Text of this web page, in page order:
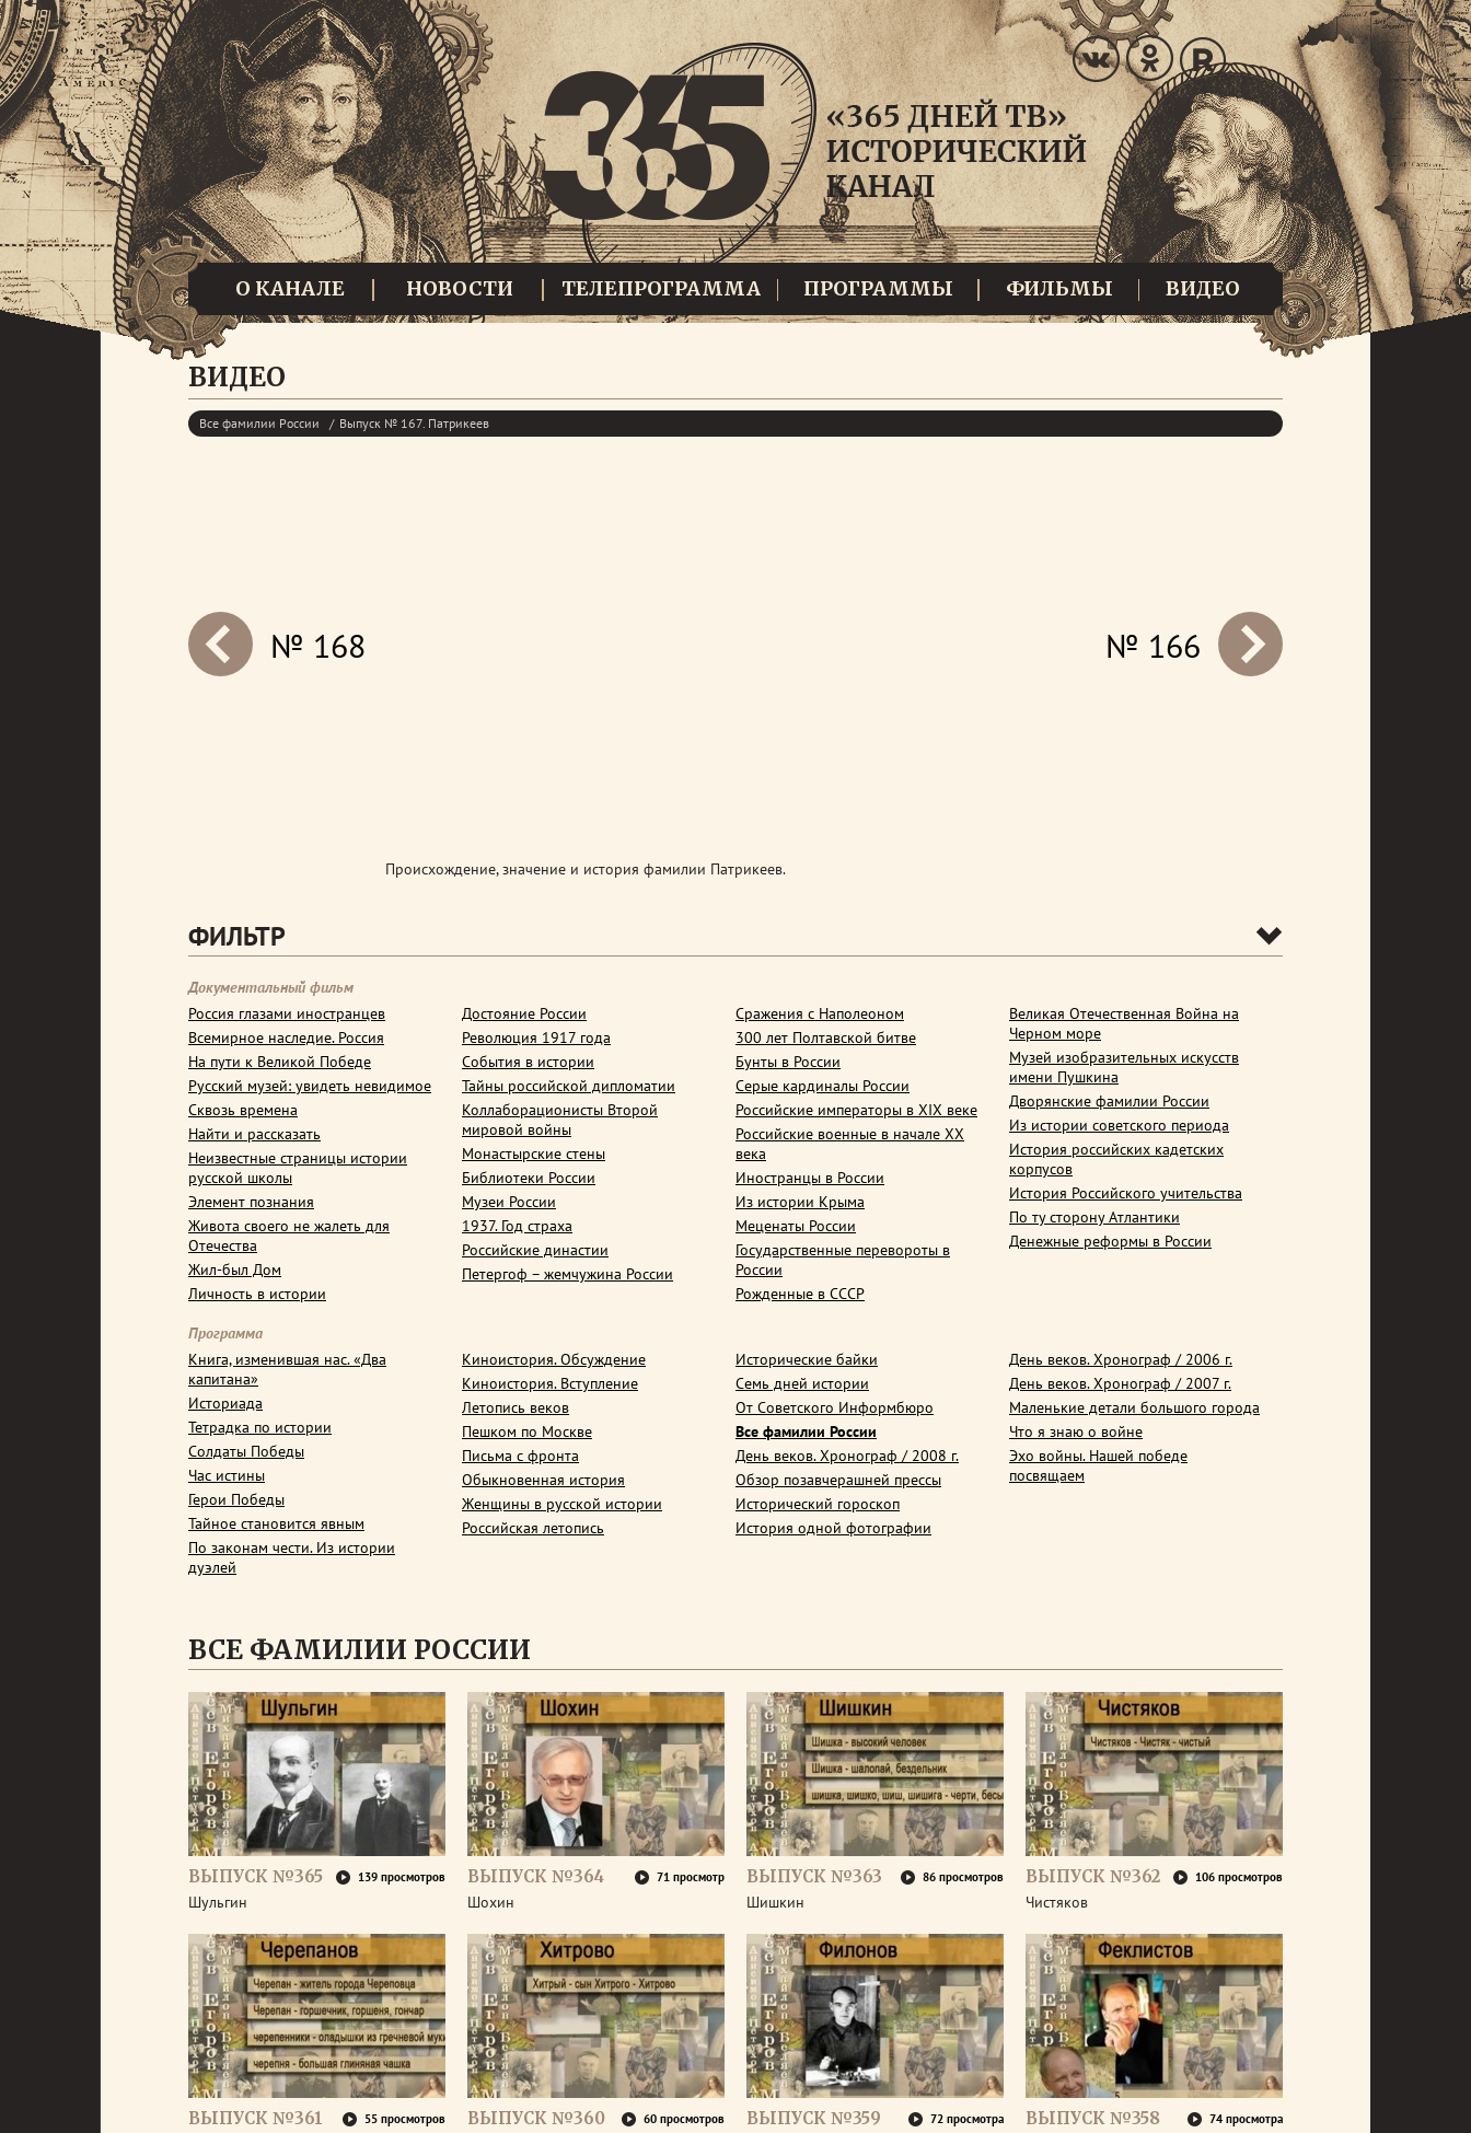
О КАНАЛЕ НОВОСТИ ТЕЛЕПРОГРАММА ПРОГРАММЫ ФИЛЬМЫ ВИДЕО
ВИДЕО
Все фамилии России Выпуск № 167. Патрикеев
prev
next № 166
№ 168
Происхождение, значение и история фамилии Патрикеев.
ФИЛЬТР
Документальный фильм
Россия глазами иностранцев
Всемирное наследие. Россия
На пути к Великой Победе
Русский музей: увидеть невидимое
Сквозь времена
Найти и рассказать
Неизвестные страницы истории
русской школы
Элемент познания
Живота своего не жалеть для
Отечества
Жил-был Дом
Личность в истории
Достояние России
Революция 1917 года
События в истории
Тайны российской дипломатии
Коллаборационисты Второй
мировой войны
Монастырские стены
Библиотеки России
Музеи России
1937. Год страха
Российские династии
Петергоф – жемчужина России
Сражения с Наполеоном
300 лет Полтавской битве
Бунты в России
Серые кардиналы России
Российские императоры в XIX веке
Российские военные в начале ХХ
века
Иностранцы в России
Из истории Крыма
Меценаты России
Государственные перевороты в
России
Рожденные в СССР
Великая Отечественная Война на
Черном море
Музей изобразительных искусств
имени Пушкина
Дворянские фамилии России
Из истории советского периода
История российских кадетских
корпусов
История Российского учительства
По ту сторону Атлантики
Денежные реформы в России
Программа
Книга, изменившая нас. «Два
капитана»
Историада
Тетрадка по истории
Солдаты Победы
Час истины
Герои Победы
Тайное становится явным
По законам чести. Из истории
дуэлей
Киноистория. Обсуждение
Киноистория. Вступление
Летопись веков
Пешком по Москве
Письма с фронта
Обыкновенная история
Женщины в русской истории
Российская летопись
Исторические байки
Семь дней истории
От Советского Информбюро
Все фамилии России
День веков. Хронограф / 2008 г.
Обзор позавчерашней прессы
Исторический гороскоп
История одной фотографии
День веков. Хронограф / 2006 г.
День веков. Хронограф / 2007 г.
Маленькие детали большого города
Что я знаю о войне
Эхо войны. Нашей победе
посвящаем
ВСЕ ФАМИЛИИ РОССИИ
ВЫПУСК №365 139 просмотров
Шульгин
ВЫПУСК №364 71 просмотр
Шохин
ВЫПУСК №363 86 просмотров
Шишкин
ВЫПУСК №362 106 просмотров
Чистяков
ВЫПУСК №361 55 просмотров ВЫПУСК №360 60 просмотров ВЫПУСК №359 72 просмотра ВЫПУСК №358 74 просмотра